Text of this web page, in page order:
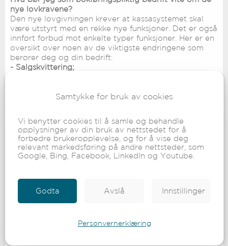
Samtykke for bruk av cookies
Vi benytter cookies til å samle og behandle
opplysninger av din bruk av nettstedet for å
forbedre brukeropplevelse, og for å vise deg
relevant markedsføring på andre nettsteder, som
Google, Bing, Facebook, LinkedIn og Youtube.
Godta Avslå Innstillinger
Personvernerklæring
nye lovkravene?
Den nye lovgivningen krever at kassasystemet skal
være utstyrt med en rekke nye funksjoner. Det er også
innført forbud mot enkelte typer funksjoner. Her er en
oversikt over noen av de viktigste endringene som
berører deg og din bedrift:
- Salgskvittering;
Elektronisk kvittering er tillatt, men det må likevel
kopikvittering. Kvitteringer fra betalingsterminal som
ikke er integrert med kassasystemet skal være tydelig
merket med ordene «IKKJE KVITTERING FOR KJØP».
kontantsalg, eksempelvis omfanget av ulike
kvitteringer og skuffeåpninger (nullinnslag). Det skal
ikke være mulig å merke særskilte varer eller tjenester